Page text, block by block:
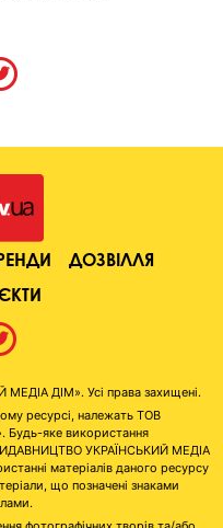
ДОЗВІЛЛЯ
ДІМ». Усі права захищені.
ресурсі, належать ТОВ
яке використання
УКРАЇНСЬКИЙ МЕДІА
матеріалів даного ресурсу
що позначені знаками